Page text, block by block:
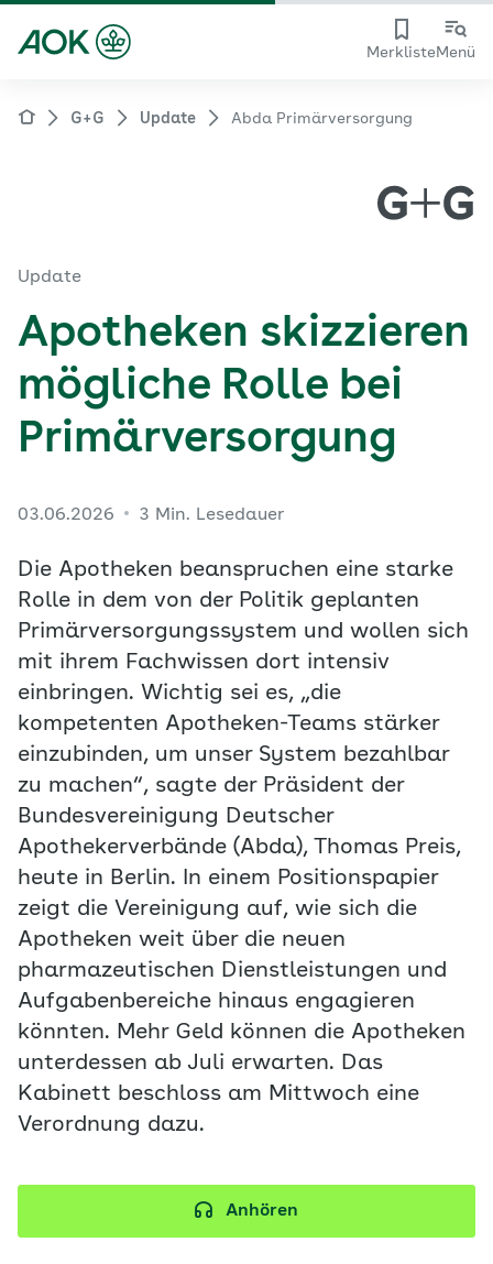
MerklisteMenü
G+G Update Abda Primärversorgung
Update
Apotheken skizzieren
mögliche Rolle bei
Primärversorgung
03.06.2026 3 Min. Lesedauer
Die Apotheken beanspruchen eine starke
Rolle in dem von der Politik geplanten
Primärversorgungssystem und wollen sich
mit ihrem Fachwissen dort intensiv
einbringen. Wichtig sei es, „die
kompetenten Apotheken-Teams stärker
einzubinden, um unser System bezahlbar
zu machen“, sagte der Präsident der
Bundesvereinigung Deutscher
Apothekerverbände (Abda), Thomas Preis,
heute in Berlin. In einem Positionspapier
zeigt die Vereinigung auf, wie sich die
Apotheken weit über die neuen
pharmazeutischen Dienstleistungen und
Aufgabenbereiche hinaus engagieren
könnten. Mehr Geld können die Apotheken
unterdessen ab Juli erwarten. Das
Kabinett beschloss am Mittwoch eine
Verordnung dazu.
Anhören